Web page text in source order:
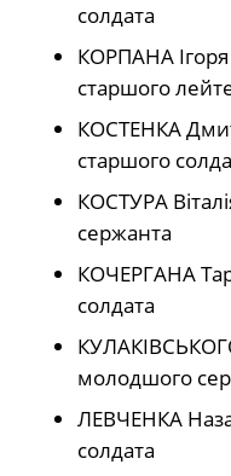
солдата
КОРПАНА
старшого
КОСТЕНКА
старшого
КОСТУРА
сержанта
КОЧЕРГАНА
солдата
молодшого
ЛЕВЧЕНКА
солдата